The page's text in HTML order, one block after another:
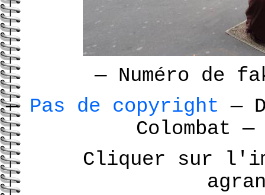
—Numéro de
— Pas de copyright—
Colombat—
Cliquer sur